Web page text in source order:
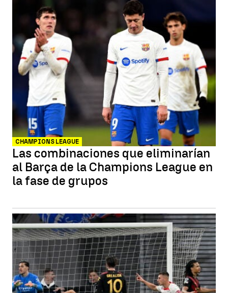
CHAMPIONS LEAGUE
Las combinaciones que eliminarían
al Barça de la Champions League en
la fase de grupos